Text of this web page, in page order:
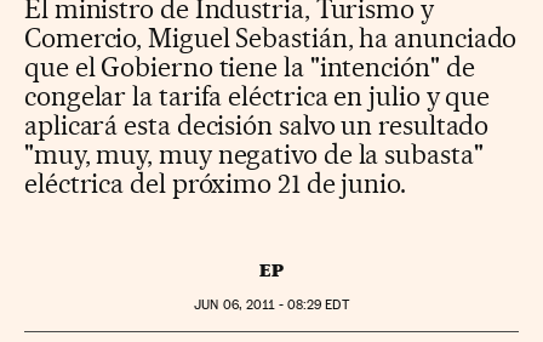
El ministro de Industria, Turismo y
Comercio, Miguel Sebastián, ha anunciado
que el Gobierno tiene la "intención" de
congelar la tarifa eléctrica en julio y que
aplicará esta decisión salvo un resultado
"muy, muy, muy negativo de la subasta"
eléctrica del próximo 21 de junio.
EP
JUN 06, 2011 - 08:29 EDT